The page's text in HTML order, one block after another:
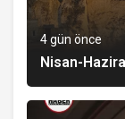
4 gün önce
Nisan-